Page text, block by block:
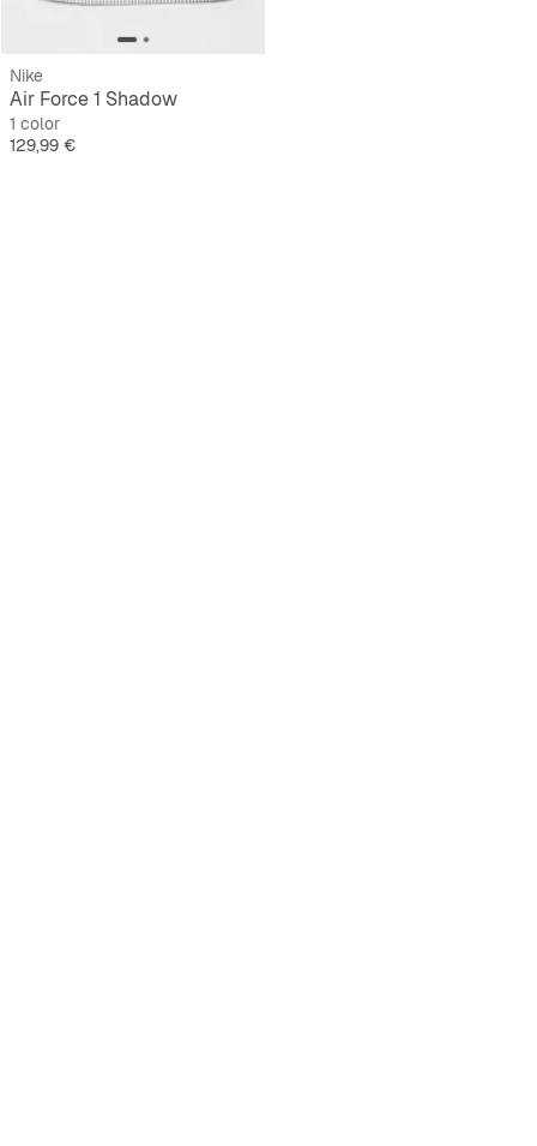
Nike
Air Force 1 Shadow
1 color
Precio
129,99 €